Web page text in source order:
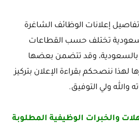
تفاصيل إعلانات الوظائف الشاغرة
تختلف حسب القطاعات
بالسعودية، وقد تتضمن بعضها
لهذا ننصحكم بقراءة الإعلان بتركيز
والله ولي التوفيق.
والخبرات الوظيفية المطلوبة